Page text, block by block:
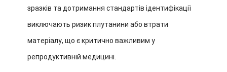
зразків та дотримання стандартів ідентифікації
виключають ризик плутанини або втрати
матеріалу, що є критично важливим у
репродуктивній медицині.